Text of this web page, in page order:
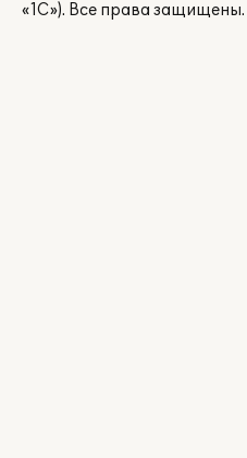
«1С»). Все права защищены.